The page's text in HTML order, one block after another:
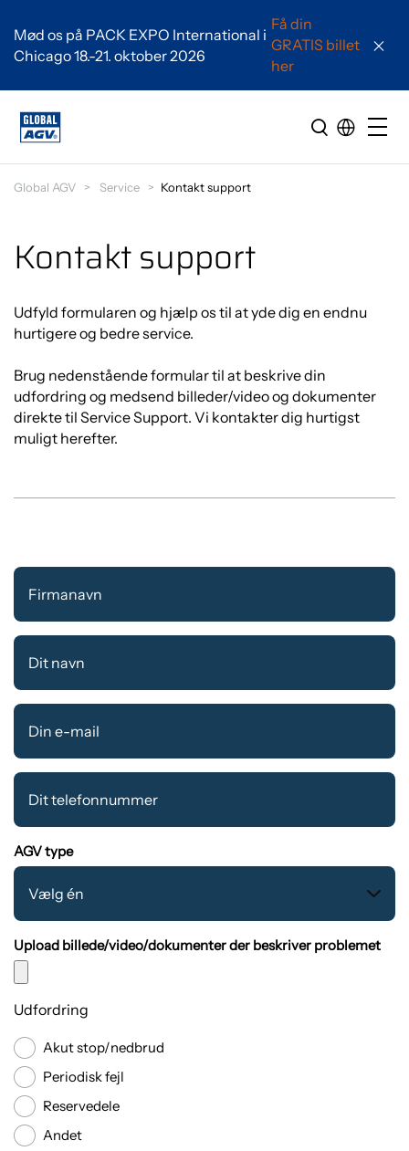
Mød os på PACK EXPO International i
Chicago 18.-21. oktober 2026
Få din
GRATIS billet
her
Global AGV Service Kontakt support
Kontakt support
Udfyld formularen og hjælp os til at yde dig en endnu
hurtigere og bedre service.
Brug nedenstående formular til at beskrive din
udfordring og medsend billeder/video og dokumenter
direkte til Service Support. Vi kontakter dig hurtigst
muligt herefter.
AGV type
Upload billede/video/dokumenter der beskriver problemet
Udfordring
Akut stop/nedbrud
Periodisk fejl
Reservedele
Andet